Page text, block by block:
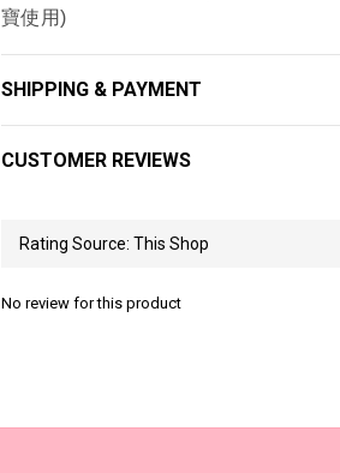
寶使用)
SHIPPING & PAYMENT
CUSTOMER REVIEWS
No review for this product